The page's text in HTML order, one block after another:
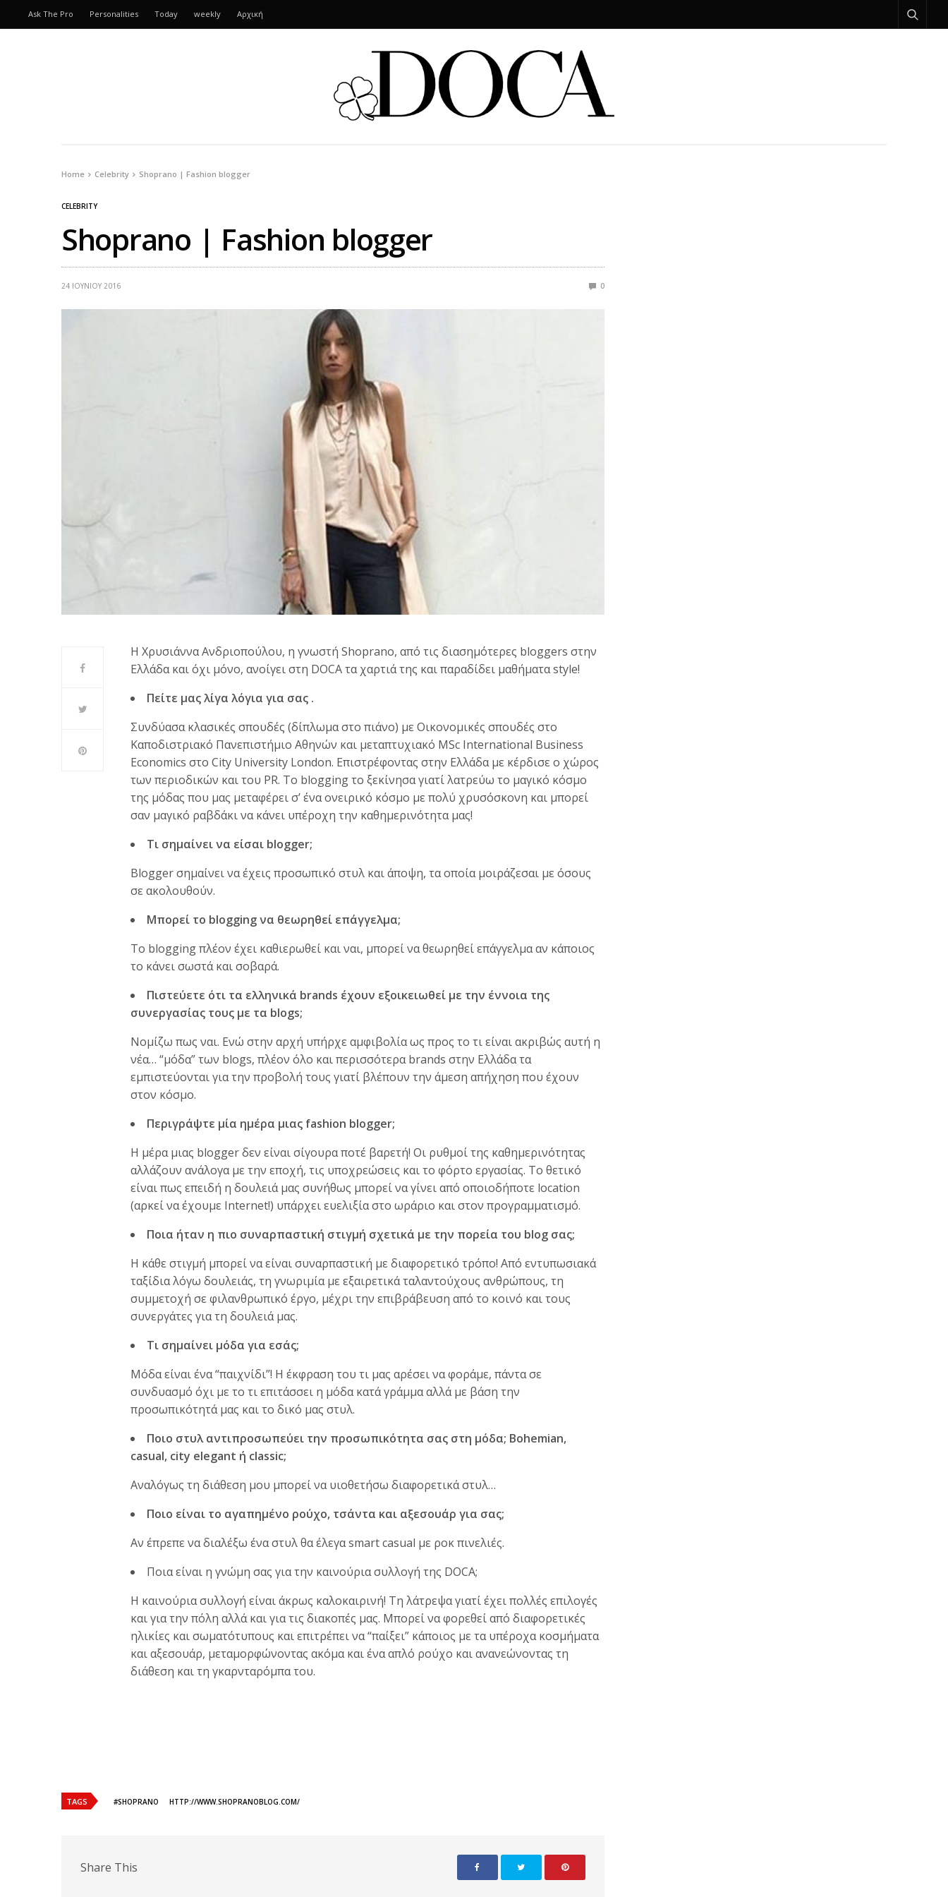
Ask The Pro Personalities Today weekly Αρχική
Home Celebrity Shoprano | Fashion blogger
CELEBRITY
Shoprano | Fashion blogger
24 ΙΟΥΝΊΟΥ 2016 0
Η Χρυσιάννα Ανδριοπούλου, η γνωστή Shoprano, από τις διασημότερες bloggers στην
Ελλάδα και όχι μόνο, ανοίγει στη DOCA τα χαρτιά της και παραδίδει μαθήματα style!
Πείτε μας λίγα λόγια για σας .
Συνδύασα κλασικές σπουδές (δίπλωμα στο πιάνο) με Οικονομικές σπουδές στο
Καποδιστριακό Πανεπιστήμιο Αθηνών και μεταπτυχιακό MSc International Business
Economics στο City University London. Επιστρέφοντας στην Ελλάδα με κέρδισε ο χώρος
των περιοδικών και του PR. Το blogging το ξεκίνησα γιατί λατρεύω το μαγικό κόσμο
της μόδας που μας μεταφέρει σ’ ένα ονειρικό κόσμο με πολύ χρυσόσκονη και μπορεί
σαν μαγικό ραβδάκι να κάνει υπέροχη την καθημερινότητα μας!
Τι σημαίνει να είσαι blogger;
Blogger σημαίνει να έχεις προσωπικό στυλ και άποψη, τα οποία μοιράζεσαι με όσους
σε ακολουθούν.
Μπορεί το blogging να θεωρηθεί επάγγελμα;
Το blogging πλέον έχει καθιερωθεί και ναι, μπορεί να θεωρηθεί επάγγελμα αν κάποιος
το κάνει σωστά και σοβαρά.
Πιστεύετε ότι τα ελληνικά brands έχουν εξοικειωθεί με την έννοια της
συνεργασίας τους με τα blogs;
Νομίζω πως ναι. Ενώ στην αρχή υπήρχε αμφιβολία ως προς το τι είναι ακριβώς αυτή η
νέα… “μόδα” των blogs, πλέον όλο και περισσότερα brands στην Ελλάδα τα
εμπιστεύονται για την προβολή τους γιατί βλέπουν την άμεση απήχηση που έχουν
στον κόσμο.
Περιγράψτε μία ημέρα μιας fashion blogger;
Η μέρα μιας blogger δεν είναι σίγουρα ποτέ βαρετή! Οι ρυθμοί της καθημερινότητας
αλλάζουν ανάλογα με την εποχή, τις υποχρεώσεις και το φόρτο εργασίας. Το θετικό
είναι πως επειδή η δουλειά μας συνήθως μπορεί να γίνει από οποιοδήποτε location
(αρκεί να έχουμε Internet!) υπάρχει ευελιξία στο ωράριο και στον προγραμματισμό.
Ποια ήταν η πιο συναρπαστική στιγμή σχετικά με την πορεία του blog σας;
Η κάθε στιγμή μπορεί να είναι συναρπαστική με διαφορετικό τρόπο! Από εντυπωσιακά
ταξίδια λόγω δουλειάς, τη γνωριμία με εξαιρετικά ταλαντούχους ανθρώπους, τη
συμμετοχή σε φιλανθρωπικό έργο, μέχρι την επιβράβευση από το κοινό και τους
συνεργάτες για τη δουλειά μας.
Τι σημαίνει μόδα για εσάς;
Μόδα είναι ένα “παιχνίδι”! Η έκφραση του τι μας αρέσει να φοράμε, πάντα σε
συνδυασμό όχι με το τι επιτάσσει η μόδα κατά γράμμα αλλά με βάση την
προσωπικότητά μας και το δικό μας στυλ.
Ποιο στυλ αντιπροσωπεύει την προσωπικότητα σας στη μόδα; Bohemian,
casual, city elegant ή classic;
Αναλόγως τη διάθεση μου μπορεί να υιοθετήσω διαφορετικά στυλ…
Ποιο είναι το αγαπημένο ρούχο, τσάντα και αξεσουάρ για σας;
Αν έπρεπε να διαλέξω ένα στυλ θα έλεγα smart casual με ροκ πινελιές.
Ποια είναι η γνώμη σας για την καινούρια συλλογή της DOCA;
Η καινούρια συλλογή είναι άκρως καλοκαιρινή! Τη λάτρεψα γιατί έχει πολλές επιλογές
και για την πόλη αλλά και για τις διακοπές μας. Μπορεί να φορεθεί από διαφορετικές
ηλικίες και σωματότυπους και επιτρέπει να “παίξει” κάποιος με τα υπέροχα κοσμήματα
και αξεσουάρ, μεταμορφώνοντας ακόμα και ένα απλό ρούχο και ανανεώνοντας τη
διάθεση και τη γκαρνταρόμπα του.
TAGS #SHOPRANO HTTP://WWW.SHOPRANOBLOG.COM/
Share This